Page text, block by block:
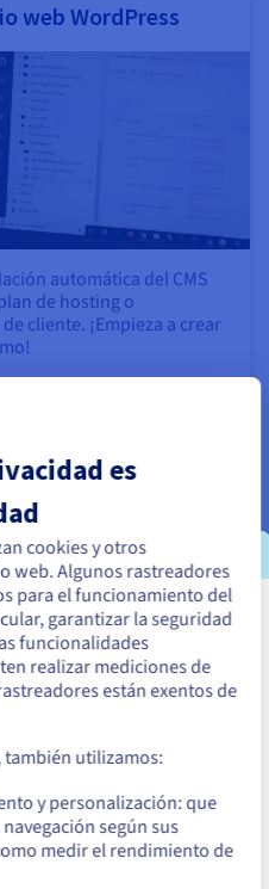
web WordPress
automática del CMS
de hosting o
cliente. ¡Empieza a crear
con PrestaShop
y servicios
un sitio web de e-
coste, utilizando el CMS
en Estados
Unidos, deberá buscar el
USD - $
es
cookies y otros
web. Algunos rastreadores
para el funcionamiento del
garantizar la seguridad
funcionalidades
realizar mediciones de
están exentos de
utilizamos:
y personalización: que
según sus
medir el rendimiento de